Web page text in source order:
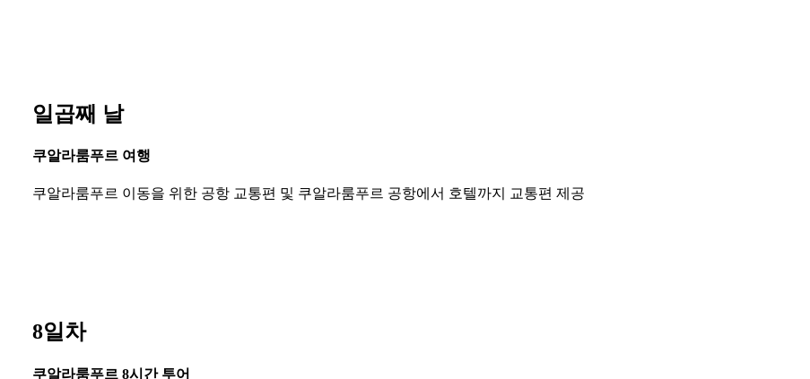
일곱째 날
쿠알라룸푸르 여행
쿠알라룸푸르 이동을 위한 공항 교통편 및 쿠알라룸푸르 공항에서 호텔까지 교통편 제공
8일차
쿠알라룸푸르 8시간 투어